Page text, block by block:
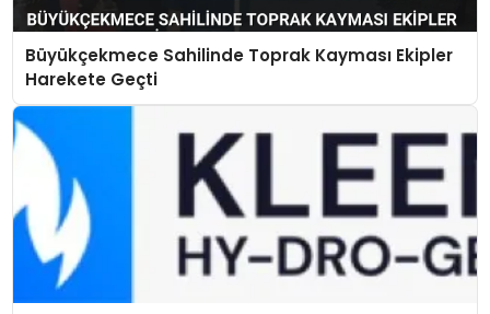
Büyükçekmece Sahilinde Toprak Kayması Ekipler
Harekete Geçti